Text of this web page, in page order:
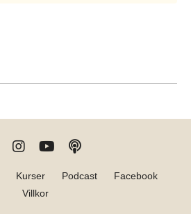
Kurser Podcast
Facebook
Villkor